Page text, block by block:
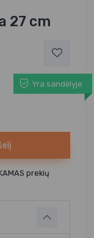
27 cm
Yra sandėlyje
prekių